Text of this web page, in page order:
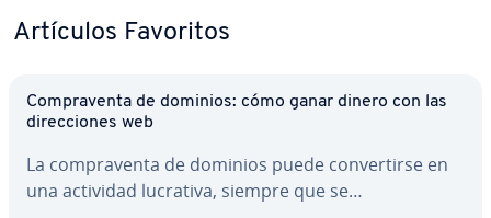
Artículos Favoritos
Co­m­pra­ve­n­ta de dominios: cómo ganar dinero con las
di­re­c­cio­nes web
La co­m­pra­ve­n­ta de dominios puede co­n­ve­r­ti­r­se en
una actividad lucrativa, siempre que se…